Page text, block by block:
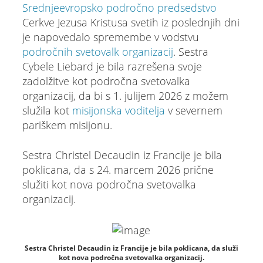
Srednjeevropsko področno predsedstvo
Cerkve Jezusa Kristusa svetih iz poslednjih dni
je napovedalo spremembe v vodstvu
področnih svetovalk organizacij. Sestra
Cybele Liebard je bila razrešena svoje
zadolžitve kot področna svetovalka
organizacij, da bi s 1. julijem 2026 z možem
služila kot misijonska voditelja v severnem
pariškem misijonu.
Sestra Christel Decaudin iz Francije je bila
poklicana, da s 24. marcem 2026 prične
služiti kot nova področna svetovalka
organizacij.
Sestra Christel Decaudin iz Francije je bila poklicana, da služi
kot nova področna svetovalka organizacij.